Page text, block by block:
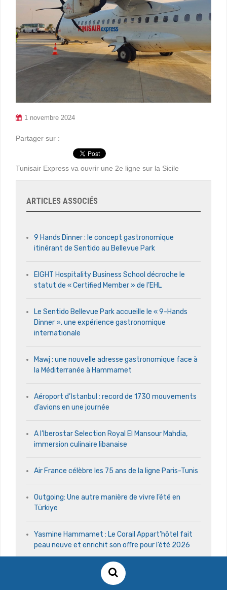
1 novembre 2024
Partager sur :
Tunisair Express va ouvrir une 2e ligne sur la Sicile
ARTICLES ASSOCIÉS
9 Hands Dinner : le concept gastronomique
itinérant de Sentido au Bellevue Park
EIGHT Hospitality Business School décroche le
statut de « Certified Member » de l’EHL
Le Sentido Bellevue Park accueille le « 9-Hands
Dinner », une expérience gastronomique
internationale
Mawj : une nouvelle adresse gastronomique face à
la Méditerranée à Hammamet
Aéroport d’İstanbul : record de 1730 mouvements
d’avions en une journée
A l’Iberostar Selection Royal El Mansour Mahdia,
immersion culinaire libanaise
Air France célèbre les 75 ans de la ligne Paris-Tunis
Outgoing: Une autre manière de vivre l’été en
Türkiye
Yasmine Hammamet : Le Corail Appart’hôtel fait
peau neuve et enrichit son offre pour l’été 2026
Un nouveau grand cru pour rehausser l’offre des